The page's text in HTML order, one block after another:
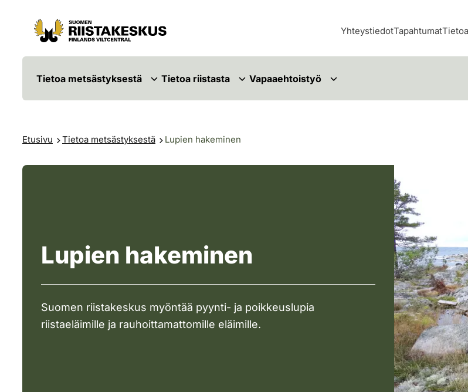
Siirry sisältöön
Siirry sivustokarttaan
YhteystiedotTapahtumat
Tietoa metsästyksestä Tietoa riistasta Vapaaehtoistyö
Etusivu Tietoa metsästyksestä Lupien hakeminen
Lupien hakeminen
Suomen riistakeskus myöntää pyynti- ja poikkeuslupia
riistaeläimille ja rauhoittamattomille eläimille.